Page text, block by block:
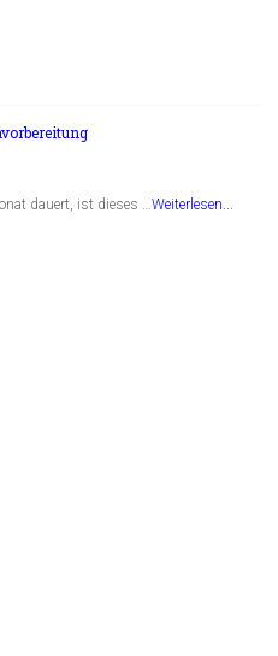
dauert, ist dieses …Weiterlesen...